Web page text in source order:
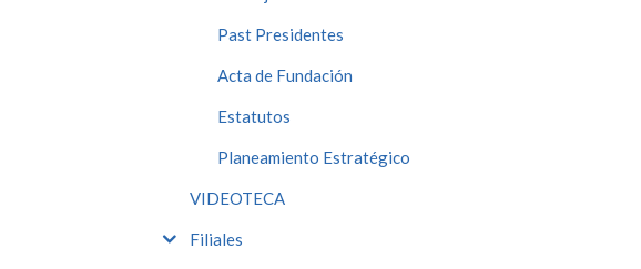
Past Presidentes
Acta de Fundación
Estatutos
Planeamiento Estratégico
VIDEOTECA
Filiales